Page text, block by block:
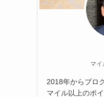
マ
2018年からブロ
マイル以上のポ